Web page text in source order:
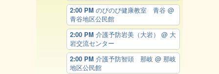
2:00 PM のびのび健康教室 青谷 @
青谷地区公民館
2:00 PM 介護予防岩美（大岩） @ 大
岩交流センター
2:00 PM 介護予防智頭 那岐 @ 那岐
地区公民館